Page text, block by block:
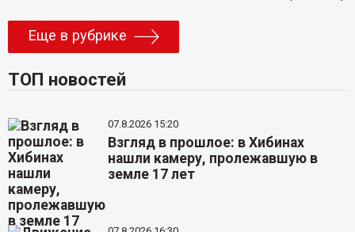
Еще в рубрике
ТОП новостей
07.8.2026 15:20
Взгляд в прошлое: в Хибинах
нашли камеру, пролежавшую в
земле 17 лет